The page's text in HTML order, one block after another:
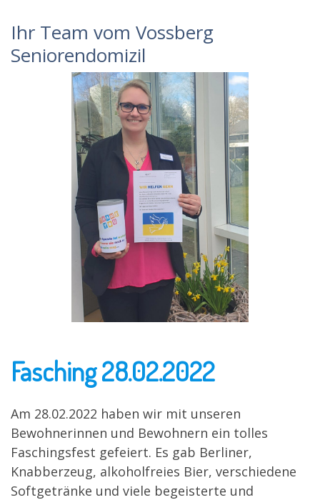
Ihr Team vom Vossberg
Seniorendomizil
Fasching 28.02.2022
Am 28.02.2022 haben wir mit unseren
Bewohnerinnen und Bewohnern ein tolles
Faschingsfest gefeiert. Es gab Berliner,
Knabberzeug, alkoholfreies Bier, verschiedene
Softgetränke und viele begeisterte und